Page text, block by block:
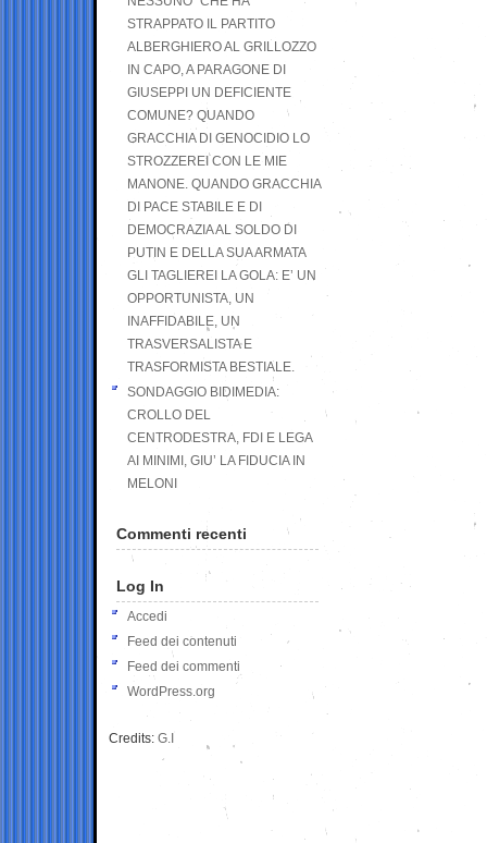
STRAPPATO IL PARTITO
ALBERGHIERO AL GRILLOZZO
IN CAPO, A PARAGONE DI
GIUSEPPI UN DEFICIENTE
COMUNE? QUANDO
GRACCHIA DI GENOCIDIO LO
STROZZEREI CON LE MIE
MANONE. QUANDO GRACCHIA
DI PACE STABILE E DI
DEMOCRAZIA AL SOLDO DI
PUTIN E DELLA SUA ARMATA
GLI TAGLIEREI LA GOLA: E’ UN
OPPORTUNISTA, UN
INAFFIDABILE, UN
TRASVERSALISTA E
TRASFORMISTA BESTIALE.
SONDAGGIO BIDIMEDIA:
CROLLO DEL
CENTRODESTRA, FDI E LEGA
AI MINIMI, GIU’ LA FIDUCIA IN
MELONI
Commenti recenti
Log In
Accedi
Feed dei contenuti
Feed dei commenti
WordPress.org
Credits: G.I